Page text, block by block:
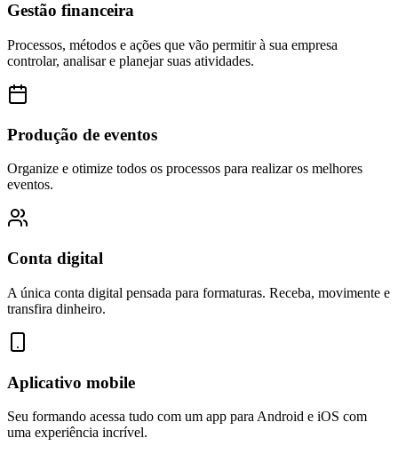
Gestão financeira
Processos, métodos e ações que vão permitir à sua empresa
controlar, analisar e planejar suas atividades.
Produção de eventos
Organize e otimize todos os processos para realizar os melhores
eventos.
Conta digital
A única conta digital pensada para formaturas. Receba, movimente e
transfira dinheiro.
Aplicativo mobile
Seu formando acessa tudo com um app para Android e iOS com
uma experiência incrível.